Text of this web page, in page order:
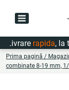
rapida, la
Prima pagină /
combinate 8-19 mm,